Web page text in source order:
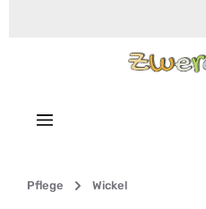
Pflege Wickel